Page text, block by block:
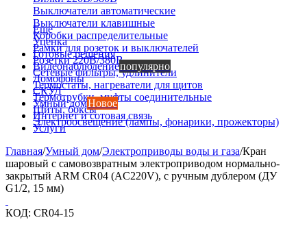
Выключатели автоматические
Выключатели клавишные
Коробки распределительные
Рамки для розеток и выключателей
Розетки 220В/380В
Сетевые фильтры, удлинители
Термостаты, нагреватели для щитов
Термотрубки, муфты соединительные
Щиты, боксы
Электроосвещение (лампы, фонарики, прожекторы)
Еще
Уценка
Готовые решения
Видеонаблюдениепопулярно
Домофоны
СКУД
Умный домНовое
Интернет и сотовая связь
Услуги
Главная/Умный дом/Электроприводы воды и газа/Кран
шаровый с самовозвратным электроприводом нормально-
закрытый ARM CR04 (AC220V), с ручным дублером (ДУ
G1/2, 15 мм)
КОД: CR04-15